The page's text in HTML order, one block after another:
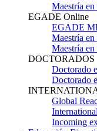
Maestría
EGADE Online
EGADE
Maestría
Maestría
DOCTORADOS
Doctorado
Doctorado
Global
Incoming